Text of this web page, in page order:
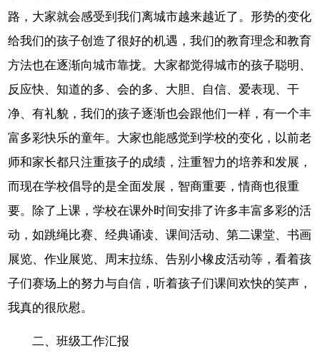
路，大家就会感受到我们离城市越来越近了。形势的变化
给我们的孩子创造了很好的机遇，我们的教育理念和教育
方法也在逐渐向城市靠拢。大家都觉得城市的孩子聪明、
反应快、知道的多、会的多、大胆、自信、爱表现、干
净、有礼貌，我们的孩子逐渐也会跟他们一样，有一个丰
富多彩快乐的童年。大家也能感觉到学校的变化，以前老
师和家长都只注重孩子的成绩，注重智力的培养和发展，
而现在学校倡导的是全面发展，智商重要，情商也很重
要。除了上课，学校在课外时间安排了许多丰富多彩的活
动，如跳绳比赛、经典诵读、课间活动、第二课堂、书画
展览、作业展览、周末拉练、告别小橡皮活动等，看着孩
子们赛场上的努力与自信，听着孩子们课间欢快的笑声，
我真的很欣慰。
二、班级工作汇报